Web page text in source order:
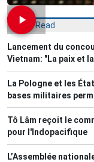
Most Read
Lancement du
Vietnam: "La paix et
La Pologne et les
bases militaires
Tô Lâm reçoit le
pour l'Indopacifique
L’Assemblée